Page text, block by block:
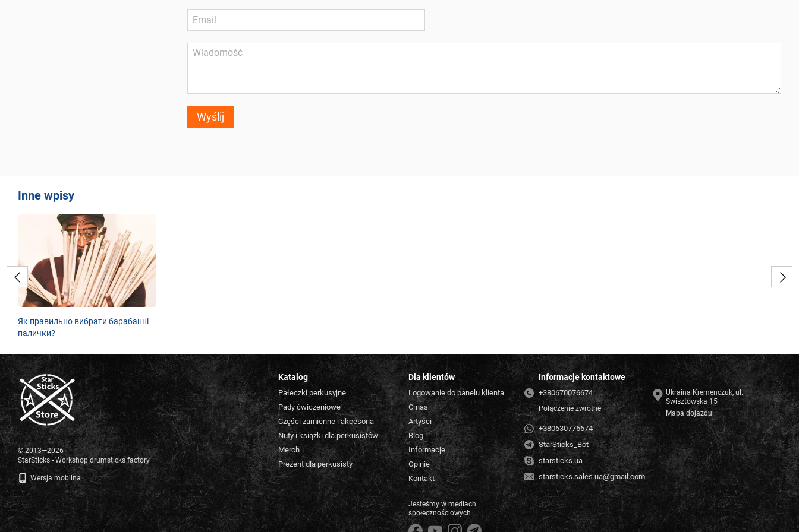
Wyślij
Inne wpisy
Як правильно вибрати барабанні
палички?
© 2013—2026
StarSticks - Workshop drumsticks factory
Wersja mobilna
Katalog
Pałeczki perkusyjne
Pady ćwiczeniowe
Części zamienne i akcesoria
Nuty i książki dla perkusistów
Merch
Prezent dla perkusisty
Dla klientów
Logowanie do panelu klienta
O nas
Artyści
Blog
Informacje
Opinie
Kontakt
Jesteśmy w mediach
społecznościowych
Informacje kontaktowe
+380670076674
Połączenie zwrotne
+380630776674
StarSticks_Bot
starsticks.ua
starsticks.sales.ua@gmail.com
Ukraina Kremenczuk, ul.
Swisztowska 15
Mapa dojazdu